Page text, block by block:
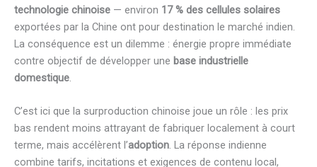
technologie chinoise — environ 17 % des cellules solaires
exportées par la Chine ont pour destination le marché indien.
La conséquence est un dilemme : énergie propre immédiate
contre objectif de développer une base industrielle
domestique.
C’est ici que la surproduction chinoise joue un rôle : les prix
bas rendent moins attrayant de fabriquer localement à court
terme, mais accélèrent l’adoption. La réponse indienne
combine tarifs, incitations et exigences de contenu local,